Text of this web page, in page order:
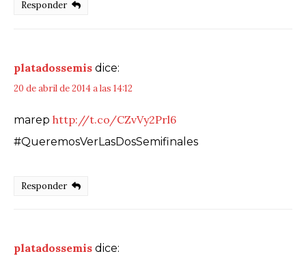
Responder
platadossemis dice:
20 de abril de 2014 a las 14:12
marep http://t.co/CZvVy2Prl6
#QueremosVerLasDosSemifinales
Responder
platadossemis dice: